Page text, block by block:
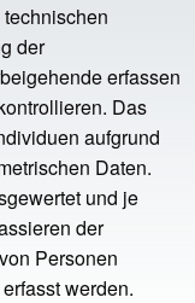
der
erfassen
Das
aufgrund
Daten.
und je
der
Personen
werden.